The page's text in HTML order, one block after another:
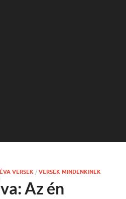
VERSEK / VERSEK MINDENKINEK
Az én